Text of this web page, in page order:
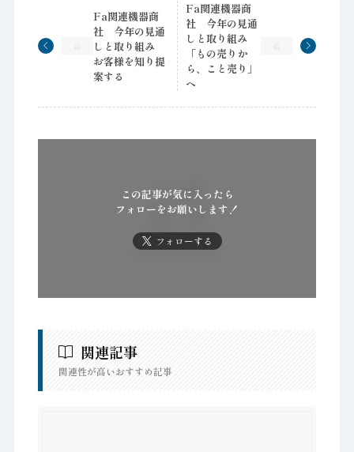
Fa関連機器商
社 今年の見通
しと取り組み
お客様を知り提
案する
Fa関連機器商
社 今年の見通
しと取り組み
「もの売りか
ら、こと売り」
へ
この記事が気に入ったら
フォローをお願いします！
フォローする
関連記事
関連性が高いおすすめ記事